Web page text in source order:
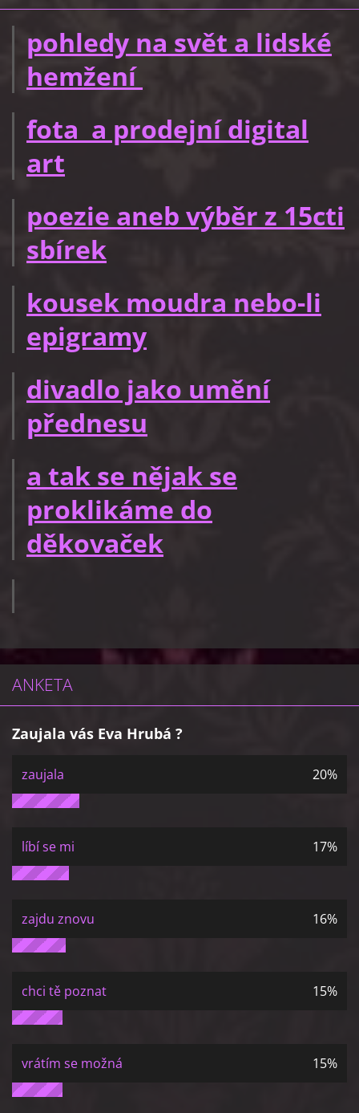
pohledy na svět a lidské
hemžení
fota a prodejní digital
art
poezie aneb výběr z 15cti
sbírek
kousek moudra nebo-li
epigramy
divadlo jako umění
přednesu
a tak se nějak se
proklikáme do
děkovaček
ANKETA
Zaujala vás Eva Hrubá ?
zaujala 20%
líbí se mi 17%
zajdu znovu 16%
chci tě poznat 15%
vrátím se možná 15%